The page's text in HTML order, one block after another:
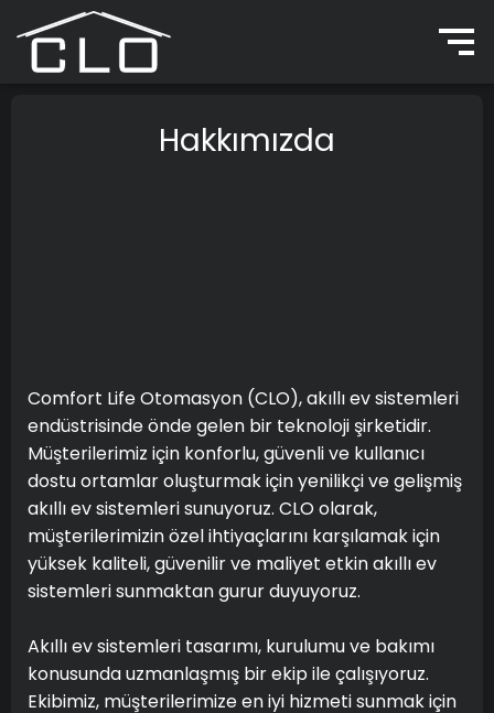
Hakkımızda
Comfort Life Otomasyon (CLO), akıllı ev sistemleri
endüstrisinde önde gelen bir teknoloji şirketidir.
Müşterilerimiz için konforlu, güvenli ve kullanıcı
dostu ortamlar oluşturmak için yenilikçi ve gelişmiş
akıllı ev sistemleri sunuyoruz. CLO olarak,
müşterilerimizin özel ihtiyaçlarını karşılamak için
yüksek kaliteli, güvenilir ve maliyet etkin akıllı ev
sistemleri sunmaktan gurur duyuyoruz.
Akıllı ev sistemleri tasarımı, kurulumu ve bakımı
konusunda uzmanlaşmış bir ekip ile çalışıyoruz.
Ekibimiz, müşterilerimize en iyi hizmeti sunmak için